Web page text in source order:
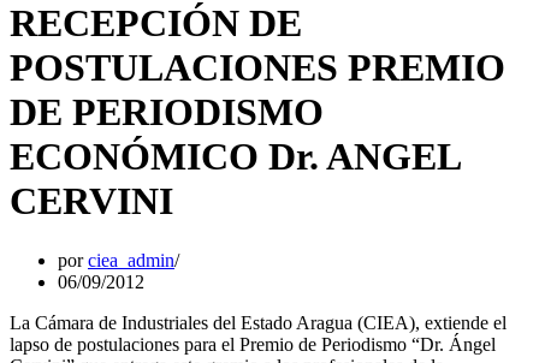
RECEPCIÓN DE
POSTULACIONES PREMIO
DE PERIODISMO
ECONÓMICO Dr. ANGEL
CERVINI
porciea_admin
06/09/2012
La Cámara de Industriales del Estado Aragua (CIEA), extiende el
lapso de postulaciones para el Premio de Periodismo “Dr. Ángel